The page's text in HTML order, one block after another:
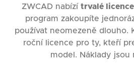
ZWCAD nabízí trvalé licence
program zakoupíte
používat neomezeně dlouho.
roční licence pro ty, kteří
model. Náklady jsou